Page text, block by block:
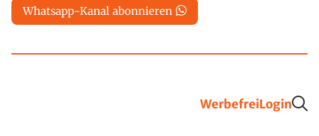
Whatsapp-Kanal abonnieren
WerbefreiLogin